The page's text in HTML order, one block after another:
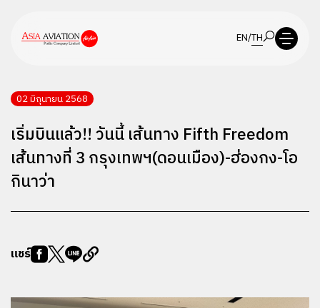
EN/TH
02 มิถุนายน 2568
เริ่มบินแล้ว!! วันนี้ เส้นทาง Fifth Freedom
เส้นทางที่ 3 กรุงเทพฯ(ดอนเมือง)-ฮ่องกง-โอ
กินาว่า
แชร์